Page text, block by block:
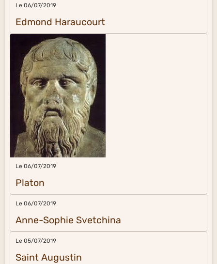
Le 06/07/2019
Edmond Haraucourt
Le 06/07/2019
Platon
Le 06/07/2019
Anne-Sophie Svetchina
Le 05/07/2019
Saint Augustin